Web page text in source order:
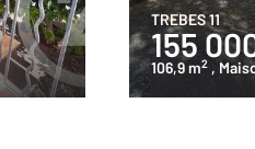
TREBES 11
155
106,9 m2 ,